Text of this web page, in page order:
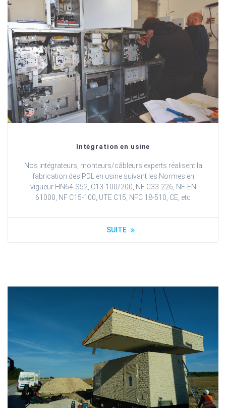
Intégration en usine
Nos intégrateurs, monteurs/câbleurs experts réalisent la
fabrication des PDL en usine suivant les Normes en
vigueur HN64-S52, C13-100/200, NF C33-226, NF-EN
61000, NF C15-100, UTE C15, NFC 18-510, CE, etc
SUITE